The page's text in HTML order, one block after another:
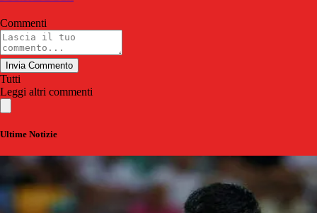
Commenti
Invia Commento
Tutti
Leggi altri commenti
Ultime Notizie